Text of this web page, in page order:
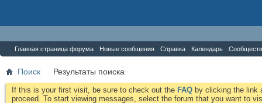
Главная страница форума Новые сообщения Справка Календарь
Поиск Результаты поиска
If this is your first visit, be sure to check out the FAQ by clicking the link
proceed. To start viewing messages, select the forum that you want to